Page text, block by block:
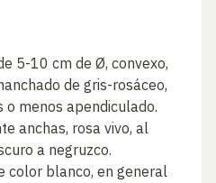
5-10 cm de Ø, convexo,
de gris-rosáceo,
o menos apendiculado.
anchas, rosa vivo, al
a negruzco.
color blanco, en general